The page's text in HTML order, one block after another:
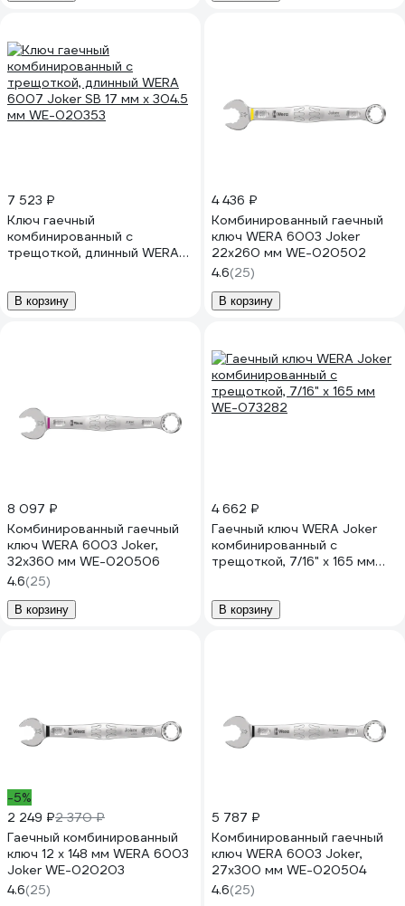
7 523 ₽
Ключ гаечный
комбинированный с
трещоткой, длинный WERA
В корзину
4 436 ₽
Комбинированный гаечный
ключ WERA 6003 Joker
22x260 мм WE-020502
4.6(25)
В корзину
8 097 ₽
Комбинированный гаечный
ключ WERA 6003 Joker,
32х360 мм WE-020506
4.6(25)
В корзину
4 662 ₽
Гаечный ключ WERA Joker
комбинированный с
трещоткой, 7/16" x 165 мм
В корзину
-5%
2 249 ₽2 370 ₽
Гаечный комбинированный
ключ 12 x 148 мм WERA 6003
Joker WE-020203
4.6(25)
5 787 ₽
Комбинированный гаечный
ключ WERA 6003 Joker,
27х300 мм WE-020504
4.6(25)